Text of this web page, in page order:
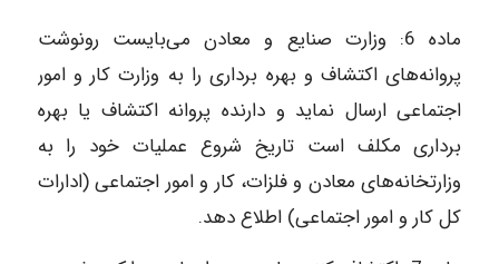
ماده‌ 6: وزارت صنایع و معادن می‌بایست رونوشت
پروانه‌های اکتشاف و بهره برداری را به وزارت کار و امور
اجتماعی ارسال نماید و دارنده پروانه اکتشاف یا بهره
برداری مکلف است تاریخ شروع عملیات خود را به
وزارتخانه‌های معادن و فلزات، کار و امور اجتماعی (ادارات
کل کار و امور اجتماعی) اطلاع دهد.